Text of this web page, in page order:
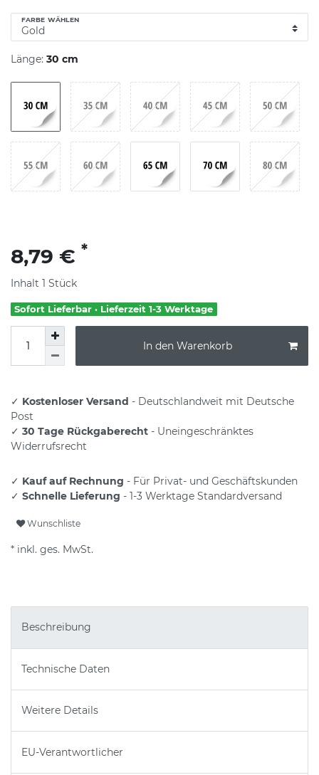
FARBE WÄHLEN
Länge: 30 cm
8,79 € *
Inhalt 1 Stück
Sofort Lieferbar · Lieferzeit 1-3 Werktage
In den Warenkorb
✓ Kostenloser Versand - Deutschlandweit mit Deutsche
Post
✓ 30 Tage Rückgaberecht - Uneingeschränktes
Widerrufsrecht
✓ Kauf auf Rechnung - Für Privat- und Geschäftskunden
✓ Schnelle Lieferung - 1-3 Werktage Standardversand
Wunschliste
* inkl. ges. MwSt.
Beschreibung
Technische Daten
Weitere Details
EU-Verantwortlicher